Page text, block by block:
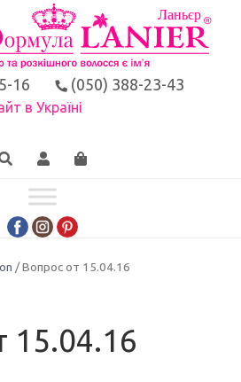
16 (050) 388-23-43
в Україні
/ Вопрос от 15.04.16
15.04.16